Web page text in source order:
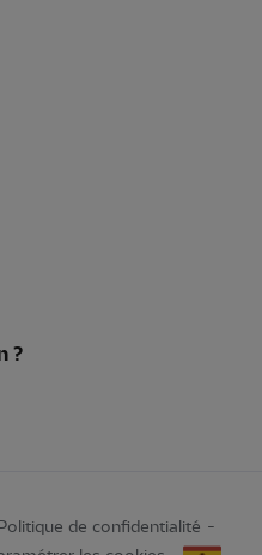
?
Politique de confidentialité